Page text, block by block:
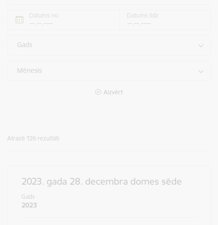
Datums no Datums līdz
Gads
Mēnesis
Aizvērt
Atrasti 126 rezultāti
2023. gada 28. decembra domes sēde
Gads
2023